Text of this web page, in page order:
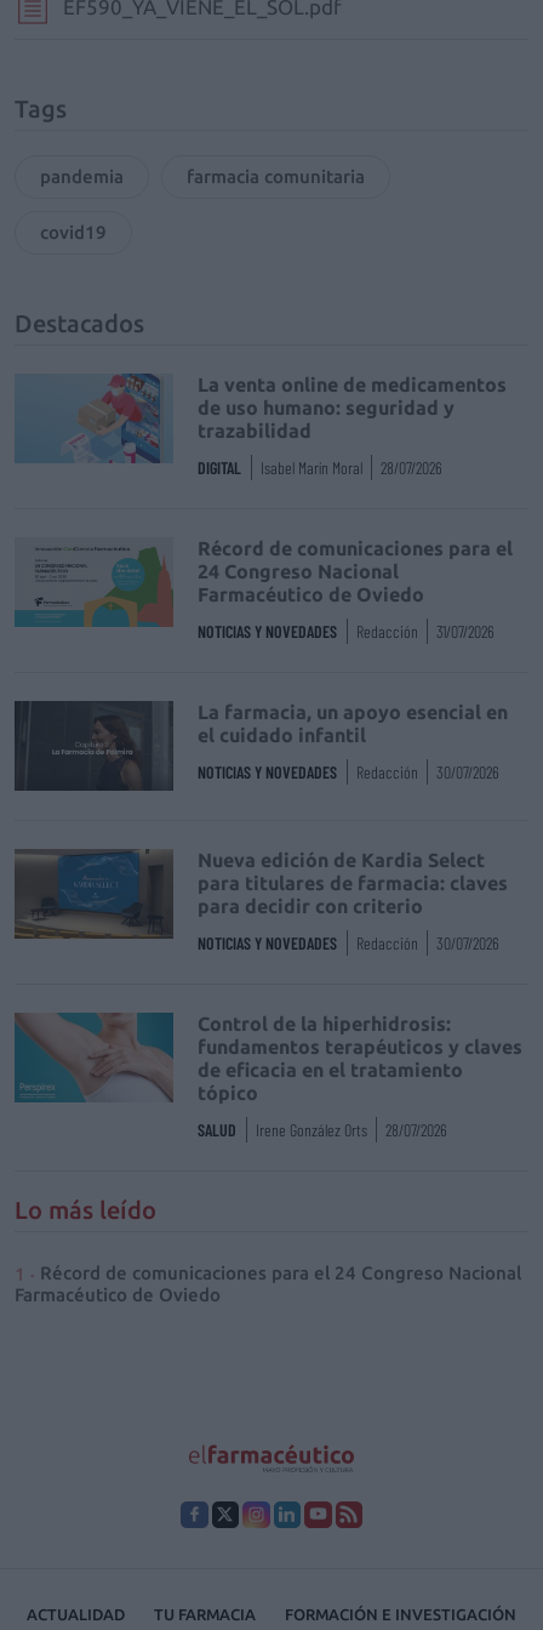
EF590_YA_VIENE_EL_SOL.pdf
Tags
pandemia farmacia comunitaria
covid19
Destacados
La venta online de medicamentos
de uso humano: seguridad y
trazabilidad
DIGITAL Isabel Marín Moral 28/07/2026
Récord de comunicaciones para el
24 Congreso Nacional
Farmacéutico de Oviedo
NOTICIAS Y NOVEDADES Redacción 31/07/2026
La farmacia, un apoyo esencial en
el cuidado infantil
NOTICIAS Y NOVEDADES Redacción 30/07/2026
Nueva edición de Kardia Select
para titulares de farmacia: claves
para decidir con criterio
NOTICIAS Y NOVEDADES Redacción 30/07/2026
Control de la hiperhidrosis:
fundamentos terapéuticos y claves
de eficacia en el tratamiento
tópico
SALUD Irene González Orts 28/07/2026
Lo más leído
Récord de comunicaciones para el 24 Congreso Nacional
Farmacéutico de Oviedo
ACTUALIDAD TU FARMACIA FORMACIÓN E INVESTIGACIÓN